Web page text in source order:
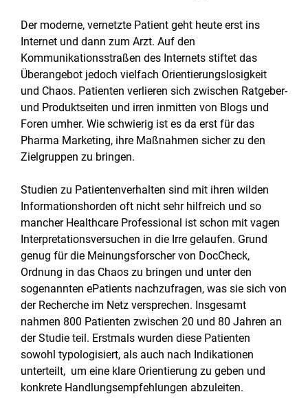
Der moderne, vernetzte Patient geht heute erst ins
Internet und dann zum Arzt. Auf den
Kommunikationsstraßen des Internets stiftet das
Überangebot jedoch vielfach Orientierungslosigkeit
und Chaos. Patienten verlieren sich zwischen Ratgeber-
und Produktseiten und irren inmitten von Blogs und
Foren umher. Wie schwierig ist es da erst für das
Pharma Marketing, ihre Maßnahmen sicher zu den
Zielgruppen zu bringen.
Studien zu Patientenverhalten sind mit ihren wilden
Informationshorden oft nicht sehr hilfreich und so
mancher Healthcare Professional ist schon mit vagen
Interpretationsversuchen in die Irre gelaufen. Grund
genug für die Meinungsforscher von DocCheck,
Ordnung in das Chaos zu bringen und unter den
sogenannten ePatients nachzufragen, was sie sich von
der Recherche im Netz versprechen. Insgesamt
nahmen 800 Patienten zwischen 20 und 80 Jahren an
der Studie teil. Erstmals wurden diese Patienten
sowohl typologisiert, als auch nach Indikationen
unterteilt, um eine klare Orientierung zu geben und
konkrete Handlungsempfehlungen abzuleiten.